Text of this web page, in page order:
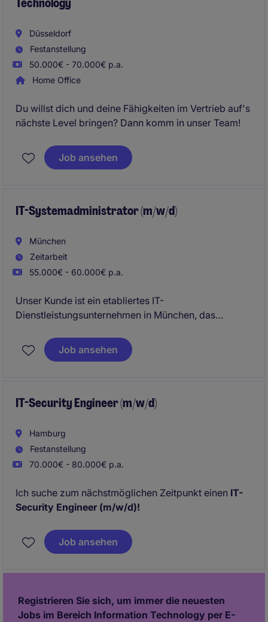
Düsseldorf
Festanstellung
50.000€ - 70.000€ p.a.
Home Office
Du willst dich und deine Fähigkeiten im Vertrieb auf's
nächste Level bringen? Dann komm in unser Team!
Job ansehen
IT-Systemadministrator (m/w/d)
München
Zeitarbeit
55.000€ - 60.000€ p.a.
Unser Kunde ist ein etabliertes IT-
Dienstleistungsunternehmen in München, das
seinen Mitarbeitenden als IT Administrator (m/w/d)
ein vielseitiges Umfeld mit Fokus auf Windows,
Job ansehen
IT-Security Engineer (m/w/d)
Hamburg
Festanstellung
70.000€ - 80.000€ p.a.
Ich suche zum nächstmöglichen Zeitpunkt einen IT-
Security Engineer (m/w/d)!
Job ansehen
Registrieren Sie sich, um immer die neuesten
Jobs im Bereich Information Technology per E-